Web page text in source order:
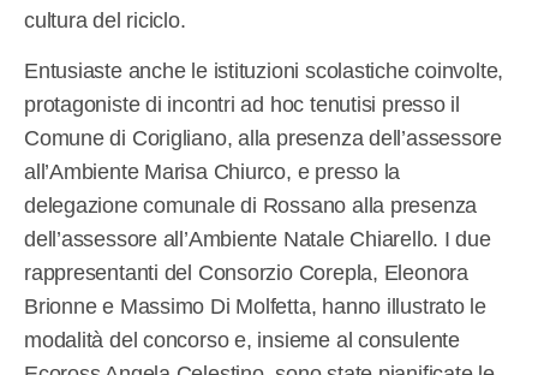
cultura del riciclo.
Entusiaste anche le istituzioni scolastiche coinvolte,
protagoniste di incontri ad hoc tenutisi presso il
Comune di Corigliano, alla presenza dell’assessore
all’Ambiente Marisa Chiurco, e presso la
delegazione comunale di Rossano alla presenza
dell’assessore all’Ambiente Natale Chiarello. I due
rappresentanti del Consorzio Corepla, Eleonora
Brionne e Massimo Di Molfetta, hanno illustrato le
modalità del concorso e, insieme al consulente